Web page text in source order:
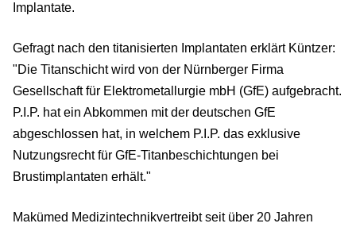
Implantate.
Gefragt nach den titanisierten Implantaten erklärt Küntzer:
"Die Titanschicht wird von der Nürnberger Firma
Gesellschaft für Elektrometallurgie mbH (GfE) aufgebracht.
P.I.P. hat ein Abkommen mit der deutschen GfE
abgeschlossen hat, in welchem P.I.P. das exklusive
Nutzungsrecht für GfE-Titanbeschichtungen bei
Brustimplantaten erhält."
Makümed Medizintechnikvertreibt seit über 20 Jahren